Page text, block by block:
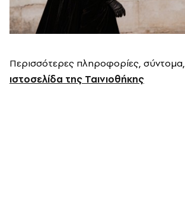
Περισσότερες πληροφορίες, σύντομα,
ιστοσελίδα της Ταινιοθήκης